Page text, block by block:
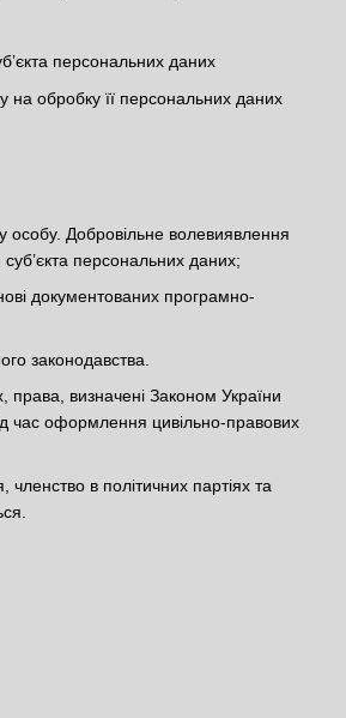
персональних даних
обробку її персональних даних
особу. Добровільне волевиявлення
персональних даних;
документованих програмно-
законодавства.
визначені Законом України
час оформлення цивільно-правових
в політичних партіях та